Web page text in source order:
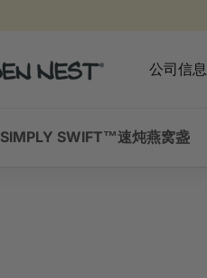
公司信息
SIMPLY SWIFT™速炖燕窝盏